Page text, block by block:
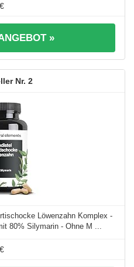
»
2
Löwenzahn Komplex -
80% Silymarin - Ohne M ...